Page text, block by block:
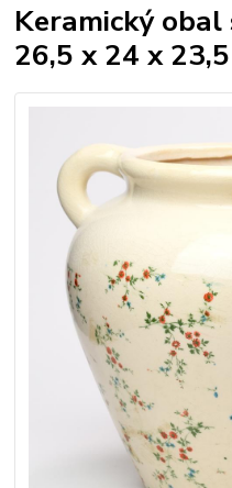
Keramický
26,5 x 24 x